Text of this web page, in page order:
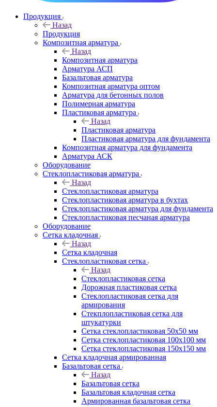
Продукция
Назад
Продукция
Композитная арматура
Назад
Композитная арматура
Арматура АСП
Базальтовая арматура
Композитная арматура оптом
Арматура для бетонных полов
Полимерная арматура
Пластиковая арматура
Назад
Пластиковая арматура
Пластиковая арматура для фундамента
Композитная арматура для фундамента
Арматура АСК
Оборудование
Cтеклопластиковая арматура
Назад
Cтеклопластиковая арматура
Стеклопластиковая арматура в бухтах
Стеклопластиковая арматура для фундамента
Стеклопластиковая песчаная арматура
Оборудование
Сетка кладочная
Назад
Сетка кладочная
Стеклопластиковая сетка
Назад
Стеклопластиковая сетка
Дорожная пластиковая сетка
Стеклопластиковая сетка для
армирования
Стекплопластиковая сетка для
штукатурки
Сетка стеклопластиковая 50x50 мм
Сетка стеклопластиковая 100x100 мм
Сетка стеклопластиковая 150x150 мм
Сетка кладочная армированная
Базальтовая сетка
Назад
Базальтовая сетка
Базальтовая кладочная сетка
Армированная базальтовая сетка